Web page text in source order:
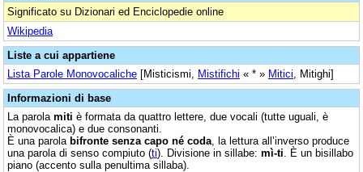
Significato su Dizionari ed Enciclopedie online
Wikipedia
Liste a cui appartiene
Lista Parole Monovocaliche [Misticismi, Mistifichi « * » Mitici , Mitighi]
Informazioni di base
La parola miti è formata da quattro lettere, due vocali (tutte uguali, è
monovocalica) e due consonanti.
È una parola bifronte senza capo né coda , la lettura all’inverso produce
una parola di senso compiuto (ti). Divisione in sillabe: mì-ti . È un bisillabo
piano (accento sulla penultima sillaba).